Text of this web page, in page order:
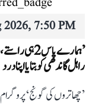
2026, 7:50 PM
’ہمارے پاس
راہل گاندھی کو بتایا اپنا درد
’چھاتروں کی گونج‘